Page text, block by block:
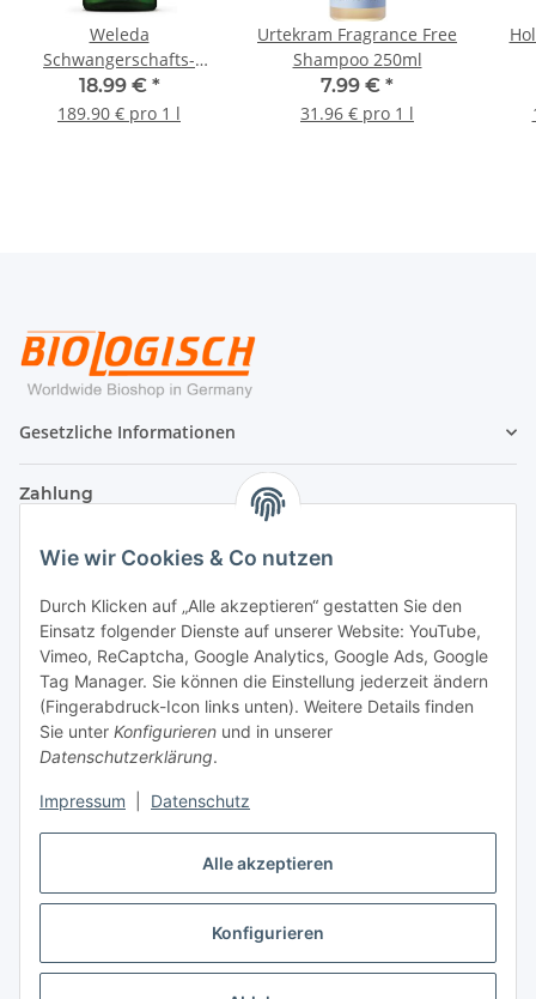
Alle akzeptieren
Konfigurieren
Wie wir Cookies & Co nutzen
Durch Klicken auf „Alle akzeptieren“ gestatten Sie den
Einsatz folgender Dienste auf unserer Website: YouTube,
Vimeo, ReCaptcha, Google Analytics, Google Ads, Google
Tag Manager. Sie können die Einstellung jederzeit ändern
(Fingerabdruck-Icon links unten). Weitere Details finden
Sie unter Konfigurieren und in unserer
Datenschutzerklärung.
Impressum Datenschutz
Weleda
Schwangerschafts-
Pflegeöl 100ml
18.99 € *
189.90 € pro 1 l
Urtekram Fragrance Free
Shampoo 250ml
7.99 € *
31.96 € pro 1 l
Gesetzliche Informationen
Zahlung
Versand
Vertrag widerrufen
* Alle Preise inkl. gesetzlicher USt., zzgl.